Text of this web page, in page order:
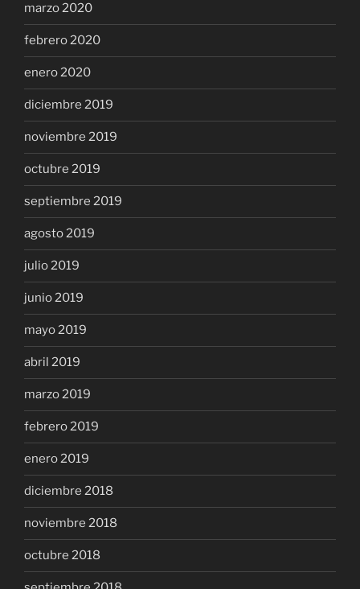
marzo 2020
febrero 2020
enero 2020
diciembre 2019
noviembre 2019
octubre 2019
septiembre 2019
agosto 2019
julio 2019
junio 2019
mayo 2019
abril 2019
marzo 2019
febrero 2019
enero 2019
diciembre 2018
noviembre 2018
octubre 2018